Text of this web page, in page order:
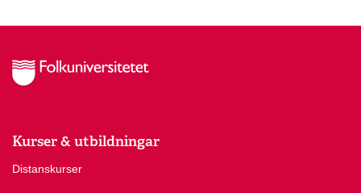
Kurser & utbildningar
Distanskurser